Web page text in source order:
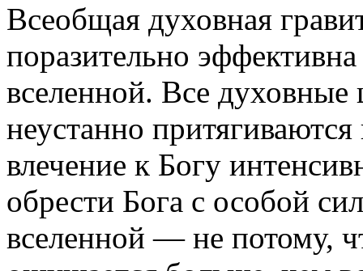
Всеобщая духовная
поразительно
вселенной. Все
неустанно
влечение к Богу
обрести Бога с особой
вселенной — не потому,